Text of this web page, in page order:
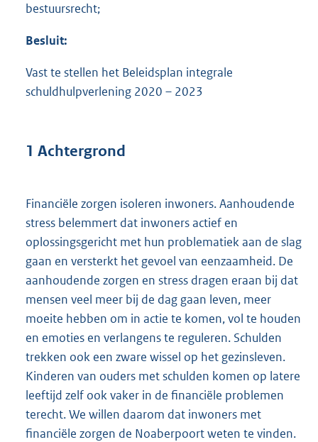
bestuursrecht;
Besluit:
Vast te stellen het Beleidsplan integrale
schuldhulpverlening 2020 – 2023
1 Achtergrond
Financiële zorgen isoleren inwoners. Aanhoudende
stress belemmert dat inwoners actief en
oplossingsgericht met hun problematiek aan de slag
gaan en versterkt het gevoel van eenzaamheid. De
aanhoudende zorgen en stress dragen eraan bij dat
mensen veel meer bij de dag gaan leven, meer
moeite hebben om in actie te komen, vol te houden
en emoties en verlangens te reguleren. Schulden
trekken ook een zware wissel op het gezinsleven.
Kinderen van ouders met schulden komen op latere
leeftijd zelf ook vaker in de financiële problemen
terecht. We willen daarom dat inwoners met
financiële zorgen de Noaberpoort weten te vinden.